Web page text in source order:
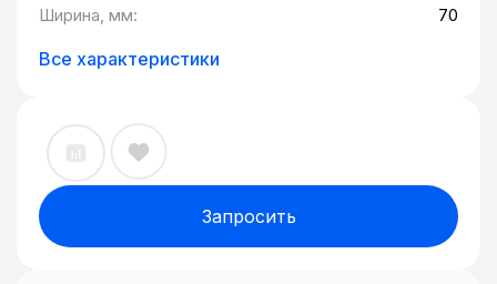
Ширина, мм:
70
Все характеристики
Запросить